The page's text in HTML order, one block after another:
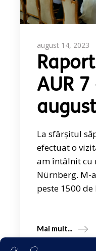
august 14, 2023
AUR 7
La sfârșitul
efectuat o
am întâlnit cu
Nürnberg. M-
peste 1500 de
Mai mult...